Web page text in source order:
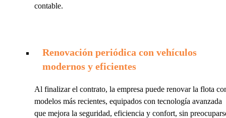
contable.
Renovación periódica con vehículos
modernos y eficientes
Al finalizar el contrato, la empresa puede renovar la flota
modelos más recientes, equipados con tecnología avanzada
que mejora la seguridad, eficiencia y confort, sin